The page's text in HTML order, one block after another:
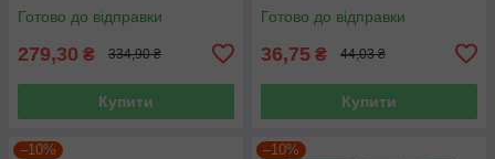
Готово до відправки
279,30 ₴ 334,90 ₴
Купити
Готово до відправки
36,75 ₴ 44,03 ₴
Купити
–10% –10%